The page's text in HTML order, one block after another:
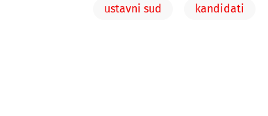
ustavni sud kandidati